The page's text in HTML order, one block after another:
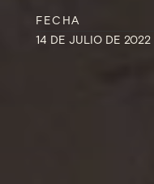
FECHA
14 DE JULIO DE 2022